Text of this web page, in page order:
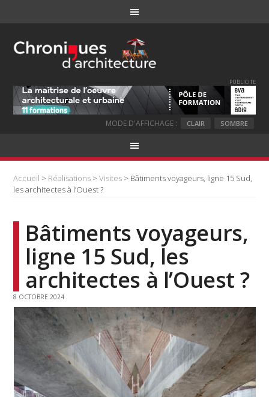
PUBLICITE
MODE D'AFFICHAGE : CLAIR SOMBRE
Accueil > Réalisations >Visites > Bâtiments voyageurs, ligne 15 Sud,
les architectes à l’Ouest ?
Bâtiments voyageurs,
ligne 15 Sud, les
architectes à l’Ouest ?
8 OCTOBRE 2024